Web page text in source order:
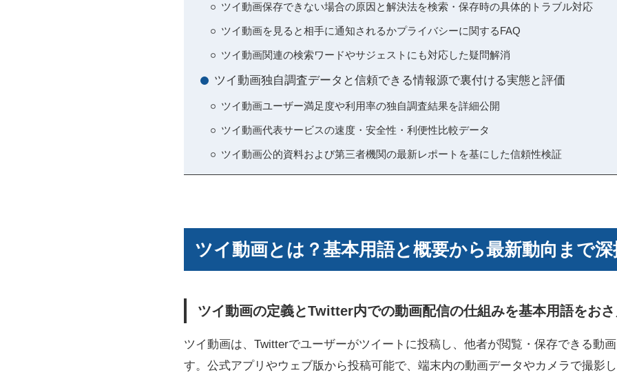
ツイ動画保存できない場合の原因と解決法を検索・保存時の具体的トラブル対応
ツイ動画を見ると相手に通知されるかプライバシーに関するFAQ
ツイ動画関連の検索ワードやサジェストにも対応した疑問解消
ツイ動画独自調査データと信頼できる情報源で裏付ける実態と評価
ツイ動画ユーザー満足度や利用率の独自調査結果を詳細公開
ツイ動画代表サービスの速度・安全性・利便性比較データ
ツイ動画公的資料および第三者機関の最新レポートを基にした信頼性検証
ツイ動画とは？基本用語と概要から最新動向まで
ツイ動画の定義とTwitter内での動画配信の仕組みを基本用語をお
ツイ動画は、Twitterでユーザーがツイートに投稿し、他者が閲覧・保存できる動
す。公式アプリやウェブ版から投稿可能で、端末内の動画データやカメラで撮影